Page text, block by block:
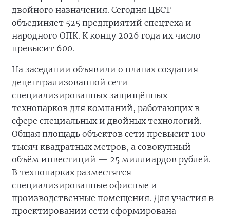
двойного назначения. Сегодня ЦБСТ
объединяет 525 предприятий спецтеха и
народного ОПК. К концу 2026 года их число
превысит 600.
На заседании объявили о планах создания
децентрализованной сети
специализированных защищённых
технопарков для компаний, работающих в
сфере специальных и двойных технологий.
Общая площадь объектов сети превысит 100
тысяч квадратных метров, а совокупный
объём инвестиций — 25 миллиардов рублей.
В технопарках разместятся
специализированные офисные и
производственные помещения. Для участия в
проектировании сети сформирована